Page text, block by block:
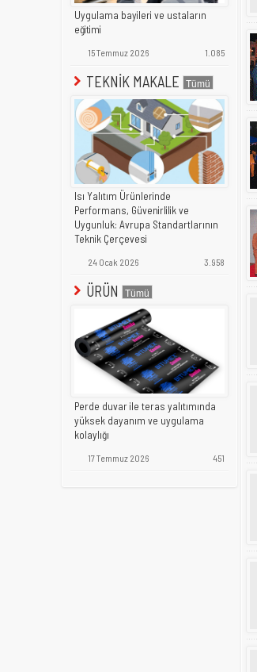
Uygulama bayileri ve ustaların
eğitimi
15 Temmuz 2026 1.085
TEKNİK MAKALE
Isı Yalıtım Ürünlerinde
Performans, Güvenirlilik ve
Uygunluk: Avrupa Standartlarının
Teknik Çerçevesi
24 Ocak 2026 3.958
ÜRÜN
Perde duvar ile teras yalıtımında
yüksek dayanım ve uygulama
kolaylığı
17 Temmuz 2026 451